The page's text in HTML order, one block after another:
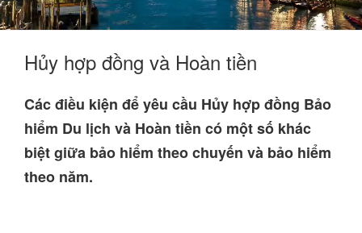
Hủy hợp đồng và Hoàn tiền
Các điều kiện để yêu cầu Hủy hợp đồng Bảo
hiểm Du lịch và Hoàn tiền có một số khác
biệt giữa bảo hiểm theo chuyến và bảo hiểm
theo năm.